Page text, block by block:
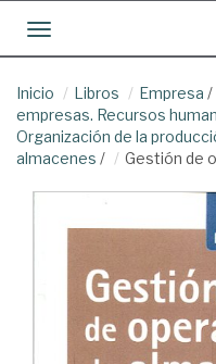
Toggle navigation
Inicio Libros Empresa /
empresas. Recursos
Organización de la
almacenes / Gestión de